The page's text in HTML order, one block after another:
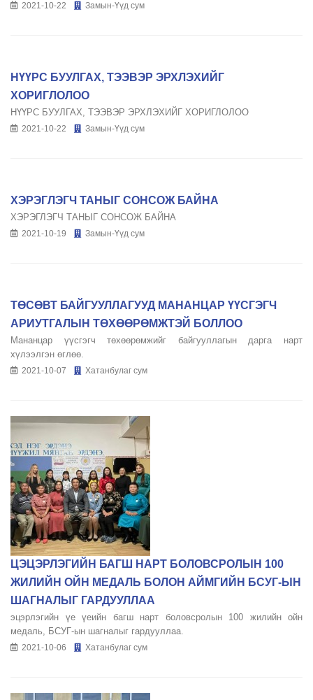
2021-10-22 Замын-Үүд сум
НҮҮРС БУУЛГАХ, ТЭЭВЭР ЭРХЛЭХИЙГ
ХОРИГЛОЛОО
НҮҮРС БУУЛГАХ, ТЭЭВЭР ЭРХЛЭХИЙГ ХОРИГЛОЛОО
2021-10-22 Замын-Үүд сум
ХЭРЭГЛЭГЧ ТАНЫГ СОНСОЖ БАЙНА
ХЭРЭГЛЭГЧ ТАНЫГ СОНСОЖ БАЙНА
2021-10-19 Замын-Үүд сум
ТӨСӨВТ БАЙГУУЛЛАГУУД МАНАНЦАР ҮҮСГЭГЧ
АРИУТГАЛЫН ТӨХӨӨРӨМЖТЭЙ БОЛЛОО
Мананцар үүсгэгч төхөөрөмжийг байгууллагын дарга нарт
хүлээлгэн өглөө.
2021-10-07 Хатанбулаг сум
ЦЭЦЭРЛЭГИЙН БАГШ НАРТ БОЛОВСРОЛЫН 100
ЖИЛИЙН ОЙН МЕДАЛЬ БОЛОН АЙМГИЙН БСУГ-ЫН
ШАГНАЛЫГ ГАРДУУЛЛАА
эцэрлэгийн үе үеийн багш нарт боловсролын 100 жилийн ойн
медаль, БСУГ-ын шагналыг гардууллаа.
2021-10-06 Хатанбулаг сум